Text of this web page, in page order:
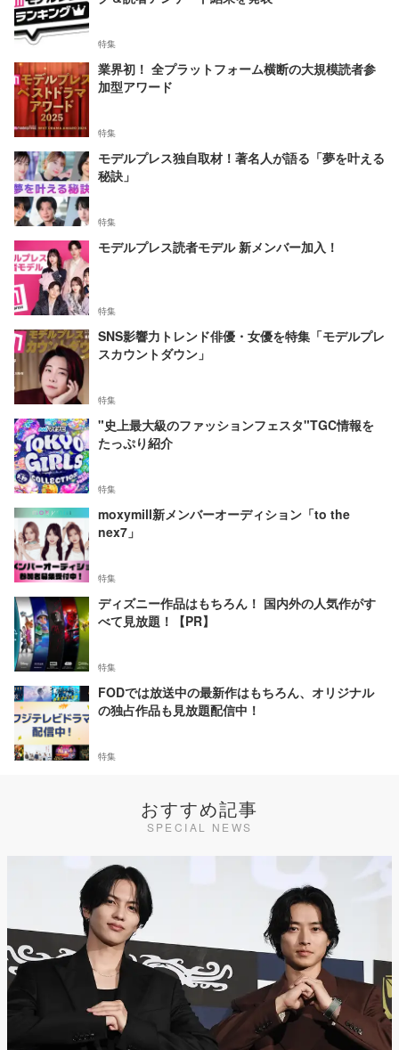
特集
業界初！ 全プラットフォーム横断の大規模読者参
加型アワード
特集
モデルプレス独自取材！著名人が語る「夢を叶える
秘訣」
特集
モデルプレス読者モデル 新メンバー加入！
特集
SNS影響力トレンド俳優・女優を特集「モデルプレ
スカウントダウン」
特集
"史上最大級のファッションフェスタ"TGC情報を
たっぷり紹介
特集
moxymill新メンバーオーディション「to the
nex7」
特集
ディズニー作品はもちろん！ 国内外の人気作がす
べて見放題！【PR】
特集
FODでは放送中の最新作はもちろん、オリジナル
の独占作品も見放題配信中！
特集
おすすめ記事
SPECIAL NEWS